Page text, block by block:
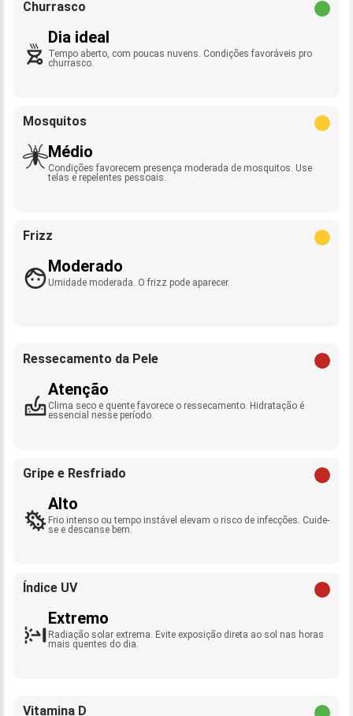
Churrasco
Dia ideal
Tempo aberto, com poucas nuvens. Condições favoráveis pro
churrasco.
Mosquitos
Médio
Condições favorecem presença moderada de mosquitos. Use
telas e repelentes pessoais.
Frizz
Moderado
Umidade moderada. O frizz pode aparecer.
Ressecamento da Pele
Atenção
Clima seco e quente favorece o ressecamento. Hidratação é
essencial nesse período.
Gripe e Resfriado
Alto
Frio intenso ou tempo instável elevam o risco de infecções. Cuide-
se e descanse bem.
Índice UV
Extremo
Radiação solar extrema. Evite exposição direta ao sol nas horas
mais quentes do dia.
Vitamina D